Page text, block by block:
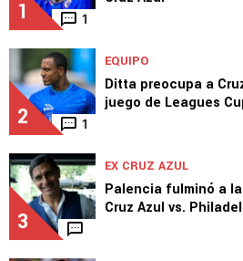
1 1
2 1
EQUIPO
Ditta preocupa a
juego de Leagues
3
EX CRUZ AZUL
Palencia fulminó a
Cruz Azul vs.